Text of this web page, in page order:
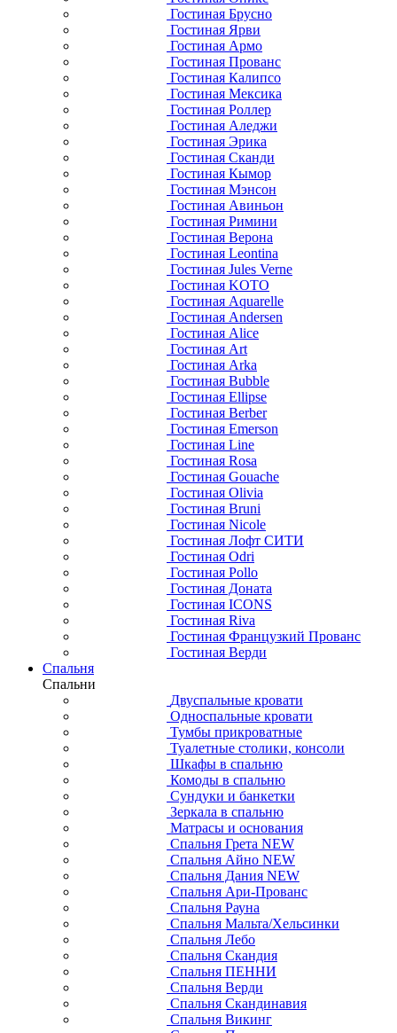
Гостиная Брусно
Гостиная Ярви
Гостиная Армо
Гостиная Прованс
Гостиная Калипсо
Гостиная Мексика
Гостиная Роллер
Гостиная Аледжи
Гостиная Эрика
Гостиная Сканди
Гостиная Кымор
Гостиная Мэнсон
Гостиная Авиньон
Гостиная Римини
Гостиная Верона
Гостиная Leontina
Гостиная Jules Verne
Гостиная KOTO
Гостиная Aquarelle
Гостиная Andersen
Гостиная Alice
Гостиная Art
Гостиная Arka
Гостиная Bubble
Гостиная Ellipse
Гостиная Berber
Гостиная Emerson
Гостиная Line
Гостиная Rosa
Гостиная Gouache
Гостиная Olivia
Гостиная Bruni
Гостиная Nicole
Гостиная Лофт СИТИ
Гостиная Odri
Гостиная Pollo
Гостиная Доната
Гостиная ICONS
Гостиная Riva
Гостиная Французкий Прованс
Гостиная Верди
Спальня
Спальни
Двуспальные кровати
Односпальные кровати
Тумбы прикроватные
Туалетные столики, консоли
Шкафы в спальню
Комоды в спальню
Сундуки и банкетки
Зеркала в спальню
Матрасы и основания
Спальня Грета NEW
Спальня Айно NEW
Спальня Дания NEW
Спальня Ари-Прованс
Спальня Рауна
Спальня Мальта/Хельсинки
Спальня Лебо
Спальня Скандия
Спальня ПЕННИ
Спальня Верди
Спальня Скандинавия
Спальня Викинг